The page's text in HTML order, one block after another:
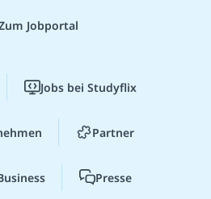
Jobportal
Jobs bei Studyflix
Partner
Presse